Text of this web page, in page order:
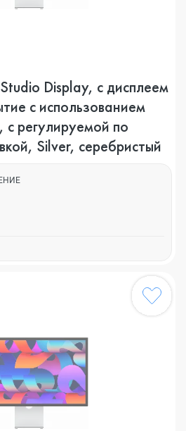
Display, с дисплеем
с использованием
с регулируемой по
Silver, серебристый